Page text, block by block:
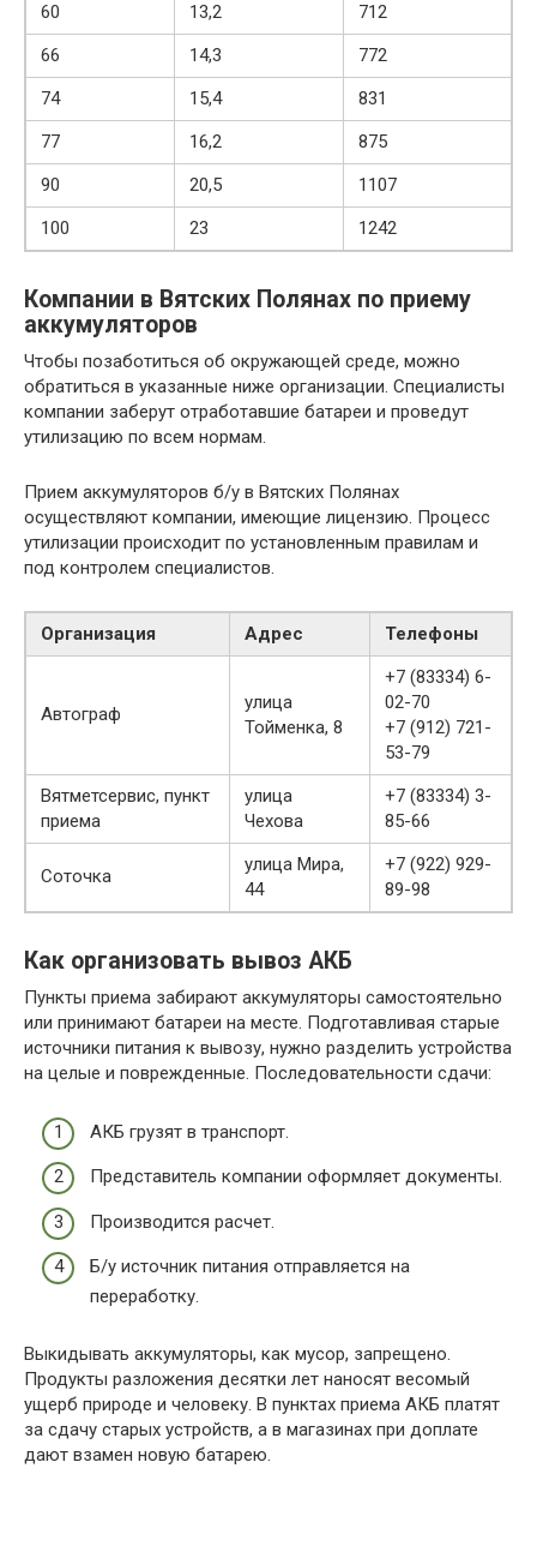
60
13,2
712
66
14,3
772
74
15,4
831
77
16,2
875
90
20,5
1107
100
23 1242
Компании в Вятских Полянах по приему
аккумуляторов
Чтобы позаботиться об окружающей среде, можно
обратиться в указанные ниже организации. Специалисты
компании заберут отработавшие батареи и проведут
утилизацию по всем нормам.
Прием аккумуляторов б/у в Вятских Полянах
осуществляют компании, имеющие лицензию. Процесс
утилизации происходит по установленным правилам и
под контролем специалистов.
Организация Адрес Телефоны
Автограф
улица
Тойменка, 8
+7 (83334) 6-
02-70
+7 (912) 721-
53-79
Вятметсервис, пункт
приема
улица
Чехова
+7 (83334) 3-
85-66
Соточка
улица Мира,
44
+7 (922) 929-
89-98
Как организовать вывоз АКБ
Пункты приема забирают аккумуляторы самостоятельно
или принимают батареи на месте. Подготавливая старые
источники питания к вывозу, нужно разделить устройства
на целые и поврежденные. Последовательности сдачи:
АКБ грузят в транспорт.
Представитель компании оформляет документы.
Производится расчет.
Б/у источник питания отправляется на
переработку.
Выкидывать аккумуляторы, как мусор, запрещено.
Продукты разложения десятки лет наносят весомый
ущерб природе и человеку. В пунктах приема АКБ платят
за сдачу старых устройств, а в магазинах при доплате
дают взамен новую батарею.